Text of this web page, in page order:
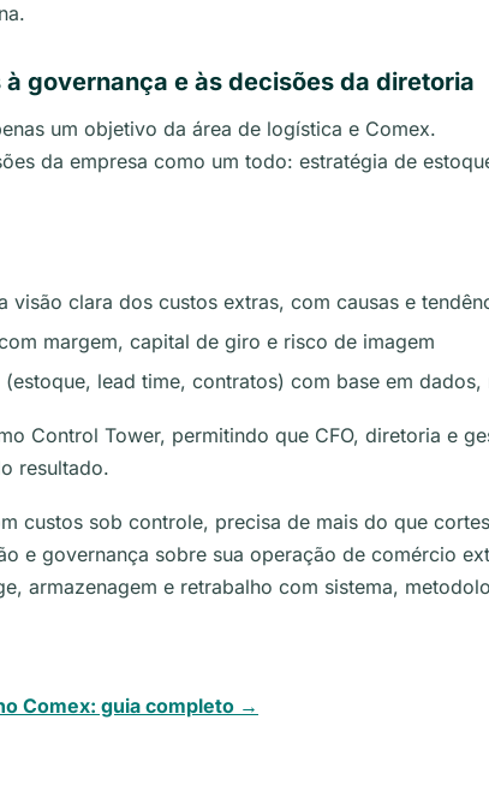
governança e às decisões da diretoria
um objetivo da área de logística e Comex.
da empresa como um todo: estratégia de
visão clara dos custos extras, com causas e
margem, capital de giro e risco de imagem
lead time, contratos) com base em
Control Tower, permitindo que CFO, diretoria e
resultado.
custos sob controle, precisa de mais do que
e governança sobre sua operação de comércio
armazenagem e retrabalho com sistema,
Comex: guia completo →